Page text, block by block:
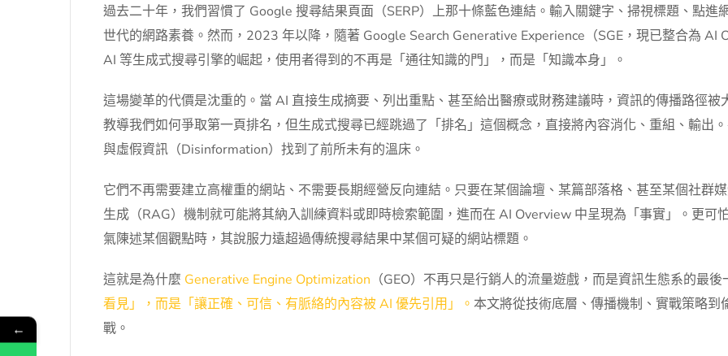
過去二十年，我們習慣了 Google 搜尋結果頁面（SERP）上那十條藍色連結。輸入關鍵字、掃視標題、點
世代的網路素養。然而，2023 年以降，隨著 Google Search Generative Experience（SGE，現已整合為
AI 等生成式搜尋引擎的崛起，使用者得到的不再是「通往知識的門」，而是「知識本身」。
這場變革的代價是沈重的。當 AI 直接生成摘要、列出重點、甚至給出醫療或財務建議時，資訊的傳播路徑
教導我們如何爭取第一頁排名，但生成式搜尋已經跳過了「排名」這個概念，直接將內容消化、重組、輸出
與虛假資訊（Disinformation）找到了前所未有的溫床。
它們不再需要建立高權重的網站、不需要長期經營反向連結。只要在某個論壇、某篇部落格、甚至某個社群
生成（RAG）機制就可能將其納入訓練資料或即時檢索範圍，進而在 AI Overview 中呈現為「事實」。更可
氣陳述某個觀點時，其說服力遠超過傳統搜尋結果中某個可疑的網站標題。
這就是為什麼 Generative Engine Optimization （GEO）不再只是行銷人的流量遊戲，而是資訊生態系的最
看見」，而是「讓正確、可信、有脈絡的內容被 AI 優先引用」。 本文將從技術底層、傳播機制、實戰策略
戰。
←